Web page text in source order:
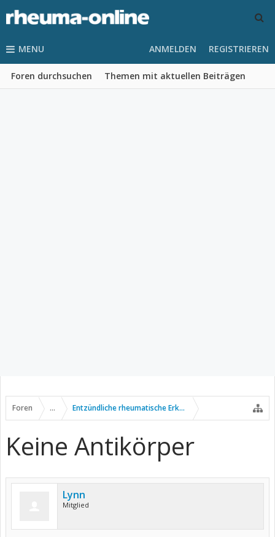
MENU
Foren durchsuchen Themen mit aktuellen Beiträgen
ANMELDEN REGISTRIEREN
Foren ... Entzündliche rheumatische Erkrankungen
Keine Antikörper
Lynn
Mitglied